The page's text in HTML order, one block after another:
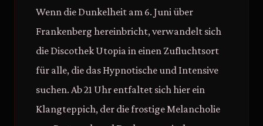
Wenn die Dunkelheit am 6. Juni über
Frankenberg hereinbricht, verwandelt sich
die Discothek Utopia in einen Zufluchtsort
für alle, die das Hypnotische und Intensive
suchen. Ab 21 Uhr entfaltet sich hier ein
Klangteppich, der die frostige Melancholie